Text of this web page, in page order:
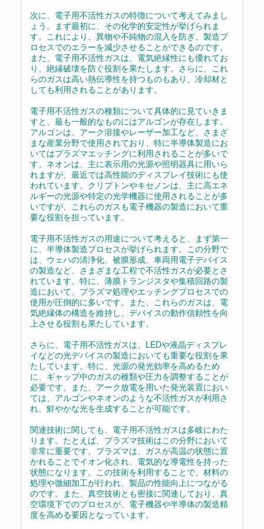
次に、電子用不活性ガスの特徴について考えてみまし
ょう。まず最初に、その化学的安定性が挙げられま
す。これにより、異物や不純物の混入を防ぎ、製造プ
ロセスでのエラーを減少させることができるのです。
また、電子用不活性ガスは、電気絶縁性にも優れてお
り、絶縁破壊を防ぐ役割を果たします。さらに、これ
らのガスは高い熱伝導性を持つものもあり、冷却材と
しても利用されることがあります。
電子用不活性ガスの種類について具体的に見ていきま
すと、最も一般的なものにはアルゴンが存在します。
アルゴンは、アーク溶接やレーザー加工など、さまざ
まな産業分野で使用されており、特に半導体製造にお
いてはプラズマエッチングに利用されることが多いで
す。ネオンは、主に表示用の光源や照明器具に用いら
れますが、最近では高性能のディスプレイ技術にも使
われています。クリプトンやキセノンは、主に高エネ
ルギーの光源や特定の光学機器に使用されることが多
いですが、これらのガスも電子機器の製造において重
要な役割を担っています。
電子用不活性ガスの用途について考えると、まず第一
に、半導体製造プロセスが挙げられます。この分野で
は、ウェハの清浄化、被膜形成、車両用電子デバイス
の製造など、さまざまな工程で不活性ガスが必要とさ
れています。特に、薄膜トランジスタや集積回路の製
造において、プラズマ処理やエッチングプロセスでの
使用が圧倒的に多いです。また、これらのガスは、電
気絶縁体の構造を維持し、デバイスの動作信頼性を向
上させる役割も果たしています。
さらに、電子用不活性ガスは、LEDや液晶ディスプレ
イなどの光デバイスの製造においても重要な役割を果
たしています。特に、光源の発光効率を高めるため
に、ギャップ中のガスの種類や圧力を調整することが
必要です。また、アーク放電を用いた発光装置におい
ては、アルゴンやネオンのような不活性ガスが利用さ
れ、鮮やかな光を生成することが可能です。
関連技術に関しても、電子用不活性ガスは多岐にわた
ります。たとえば、プラズマ技術はこの分野において
非常に重要です。プラズマは、ガスが高温の状態に置
かれることでイオン化され、電気的な導電性を持った
状態になります。この技術を利用することで、材料の
処理や微細加工が行われ、製品の性能向上につながる
のです。また、真空技術とも密接に関連しており、真
空環境下でのプロセスが、電子機器や半導体の製造精
度を高める要因となっています。